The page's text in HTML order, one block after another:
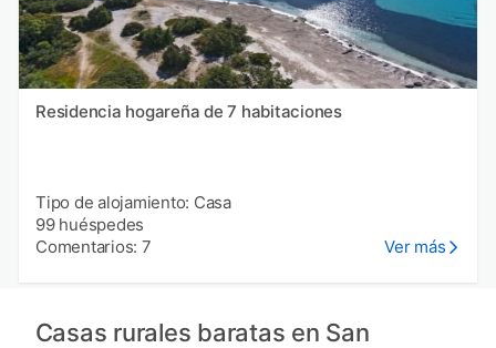
Residencia hogareña de 7 habitaciones
Tipo de alojamiento: Casa
99 huéspedes
Comentarios: 7
Ver más
Casas rurales baratas en San